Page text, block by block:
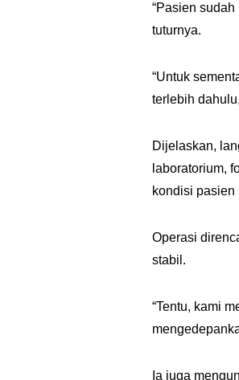
“Pasien
tuturnya.
“Untuk
terlebih
Dijelaskan,
laboratorium,
kondisi pasien
Operasi
stabil.
“Tentu, kami
Ia juga